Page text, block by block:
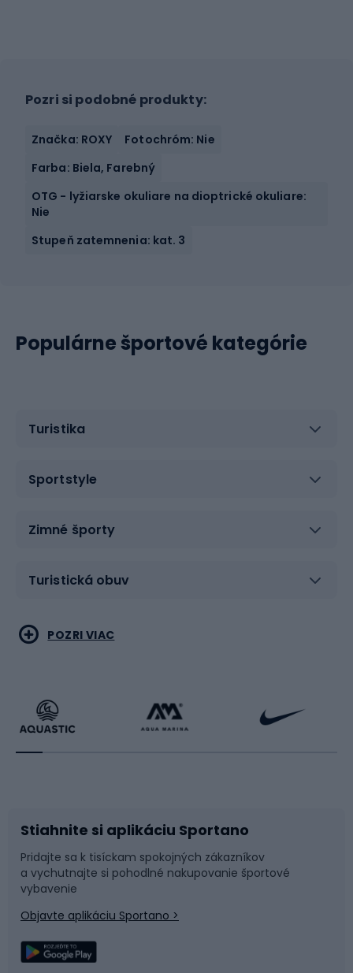
Pozri si podobné produkty:
Značka: ROXY
Fotochróm: Nie
Farba: Biela, Farebný
OTG - lyžiarske okuliare na dioptrické okuliare:
Nie
Stupeň zatemnenia: kat. 3
Populárne športové kategórie
Turistika
Sportstyle
Zimné športy
Turistická obuv
Vodné športy
Beh
Príslušenstvo k bicyklom
Časti bicyklov
Bojové umenia
Raketové športy
Sane a kĺzačky
Snowboard
POZRI VIAC
Stiahnite si aplikáciu Sportano
Pridajte sa k tisíckam spokojných zákazníkov
a vychutnajte si pohodlné nakupovanie športové
vybavenie
Objavte aplikáciu Sportano >